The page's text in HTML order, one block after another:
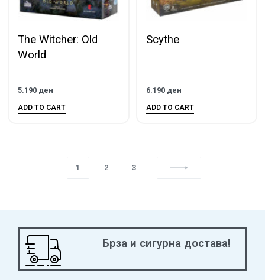
The Witcher: Old
World
5.190 ден
ADD TO CART
Scythe
6.190 ден
ADD TO CART
1 2 3
Брза и сигурна достава!